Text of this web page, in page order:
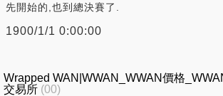
先開始的,也到總決賽了.
1900/1/1 0:00:00
Wrapped WAN|WWAN_WWAN價格
交易所 (00)